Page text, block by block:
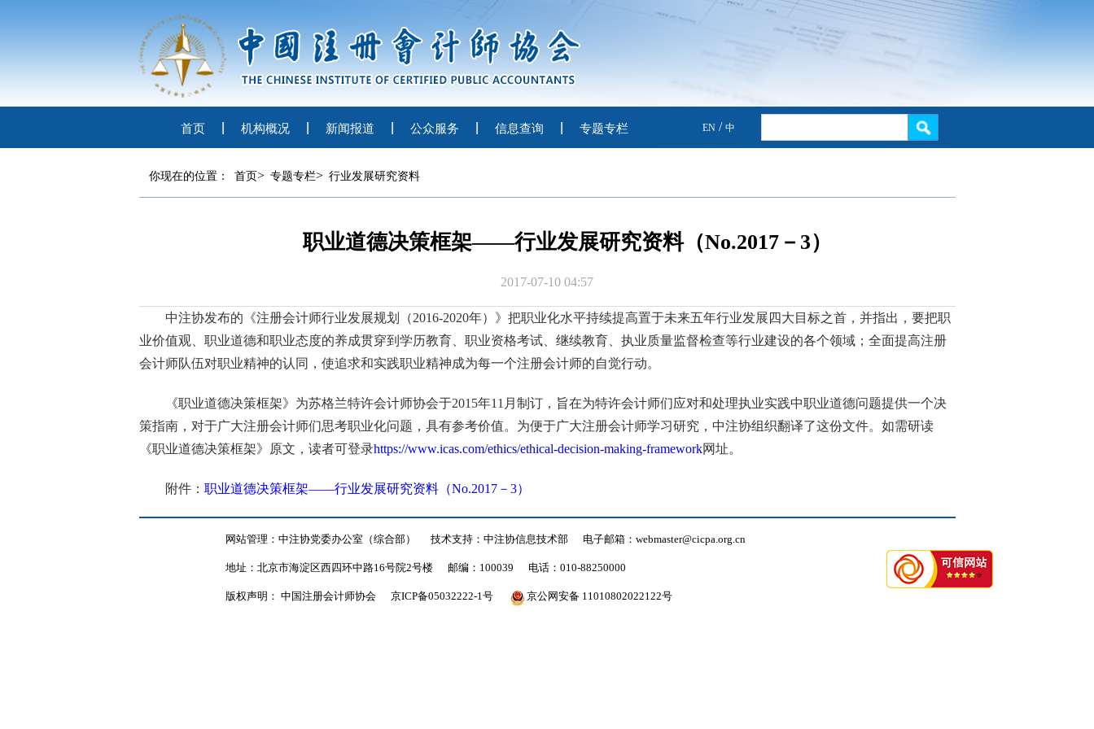
首页 机构概况 新闻报道 公众服务 信息查询 专题专栏 EN / 中
你现在的位置： 首页> 专题专栏> 行业发展研究资料
职业道德决策框架——行业发展研究资料（No.2017－3）
2017-07-10 04:57
中注协发布的《注册会计师行业发展规划（2016-2020年）》把职业化水平持续提高置于未来五年行业发展四大目标之首，并指出，要把职
业价值观、职业道德和职业态度的养成贯穿到学历教育、职业资格考试、继续教育、执业质量监督检查等行业建设的各个领域；全面提高注册
会计师队伍对职业精神的认同，使追求和实践职业精神成为每一个注册会计师的自觉行动。
《职业道德决策框架》为苏格兰特许会计师协会于2015年11 月制订，旨在为特许会计师们应对和处理执业实践中职业道德问题提供一个决
策指南，对于广大注册会计师们思考职业化问题，具有参考价值。为便于广大注册会计师学习研究，中注协组织翻译了这份文件。如需研读
《职业道德决策框架》原文，读者可登录https://www.icas.com/ethics/ethical-decision-making-framework网址。
附件： 职业道德决策框架——行业发展研究资料（No.2017－3）
网站管理：中注协党委办公室（综合部） 技术支持：中注协信息技术部 电子邮箱：webmaster@cicpa.org.cn
地址：北京市海淀区西四环中路16号院2号楼 邮编：100039 电话：010-88250000
版权声明： 中国注册会计师协会 京ICP备05032222-1号 京公网安备 11010802022122号